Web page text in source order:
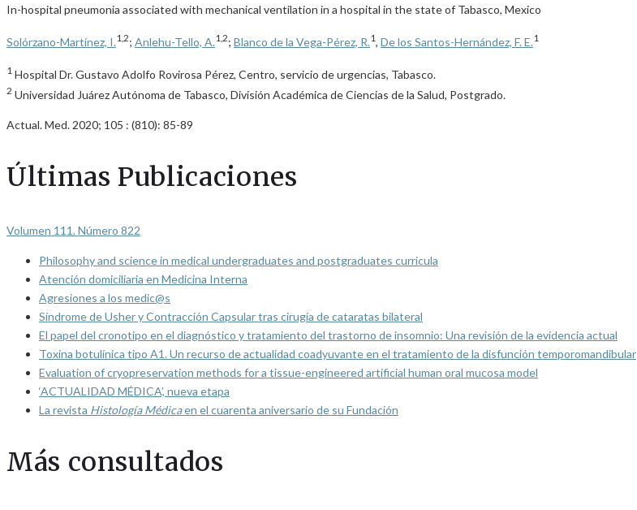
In-hospital pneumonia associated with mechanical ventilation in a hospital in the state of Tabasco, Mexico
Solórzano-Martínez, I.1,2; Anlehu-Tello, A.1,2; Blanco de la Vega-Pérez, R.1, De los Santos-Hernández, F. E.1
1 Hospital Dr. Gustavo Adolfo Rovirosa Pérez, Centro, servicio de urgencias, Tabasco.
2 Universidad Juárez Autónoma de Tabasco, División Académica de Ciencias de la Salud, Postgrado.
Actual. Med. 2020; 105 : (810): 85-89
Últimas Publicaciones
Volumen 111. Número 822
Philosophy and science in medical undergraduates and postgraduates curricula
Atención domiciliaria en Medicina Interna
Agresiones a los medic@s
Síndrome de Usher y Contracción Capsular tras cirugía de cataratas bilateral
El papel del cronotipo en el diagnóstico y tratamiento del trastorno de insomnio: Una revisión de la evidencia actual
Toxina botulínica tipo A1. Un recurso de actualidad coadyuvante en el tratamiento de la disfunción temporomandibular
Evaluation of cryopreservation methods for a tissue-engineered artificial human oral mucosa model
‘ACTUALIDAD MÉDICA’, nueva etapa
La revista Histología Médicaen el cuarenta aniversario de su Fundación
Más consultados